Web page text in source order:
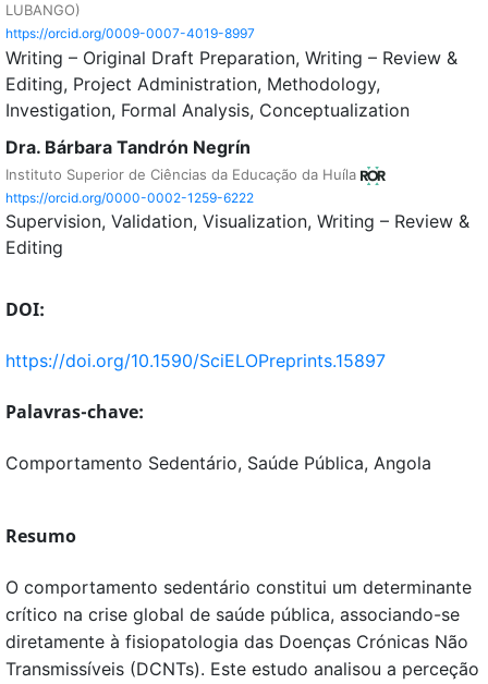
LUBANGO)
https://orcid.org/0009-0007-4019-8997
Writing – Original Draft Preparation Writing – Review &
Editing Project Administration Methodology
Investigation Formal Analysis Conceptualization
Dra. Bárbara Tandrón Negrín
Instituto Superior de Ciências da Educação da Huíla
https://orcid.org/0000-0002-1259-6222
Supervision Validation Visualization Writing – Review &
Editing
DOI:
https://doi.org/10.1590/SciELOPreprints.15897
Palavras-chave:
Comportamento Sedentário, Saúde Pública, Angola
Resumo
O comportamento sedentário constitui um determinante
crítico na crise global de saúde pública, associando-se
diretamente à fisiopatologia das Doenças Crónicas Não
Transmissíveis (DCNTs). Este estudo analisou a perceção